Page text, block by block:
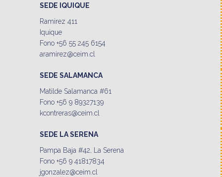
SEDE IQUIQUE
Ramirez 411
Iquique
Fono +56 55 245 6154
aramirez@ceim.cl
SEDE SALAMANCA
Matilde Salamanca #61
Fono +56 9 89327139
kcontreras@ceim.cl
SEDE LA SERENA
Pampa Baja #42, La Serena
Fono +56 9 41817834
jgonzalez@ceim.cl